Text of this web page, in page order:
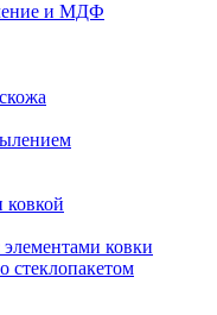
и МДФ
ковкой
ковки
стеклопакетом